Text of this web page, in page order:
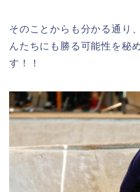
そのことからも分かる通り
んたちにも勝る可能性を秘
す！！